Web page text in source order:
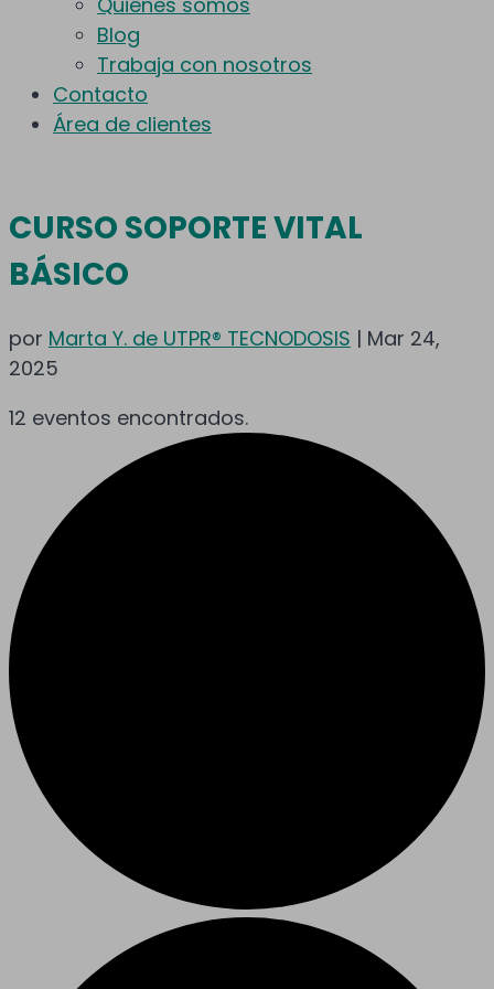
Blog
Trabaja con nosotros
Contacto
Área de clientes
CURSO SOPORTE VITAL
BÁSICO
por Marta Y. de UTPR® TECNODOSIS | Mar 24,
2025
12 eventos encontrados.